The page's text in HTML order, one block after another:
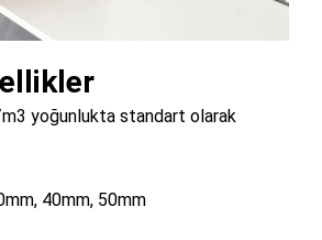
yoğunlukta standart olarak
40mm, 50mm